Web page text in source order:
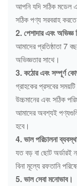
আপনি যদি সঠিক মডেল
সঠিক পণ্য সরবরাহ করতে
2. পেশাদার এবং অভিজ্ঞ
আমাদের প্রতিষ্ঠাতা 7
অভিজ্ঞতার সাথে।
3. কঠোর এবং সম্পূর্ণ
গ্রাহকের প্রসবের
উচ্চমানের এবং সঠিক
আমাদের অবশ্যই
হবে।
4. ভাল পরিচালনা
যত বড় বা ছোট অর্ডারই
বিনা মূল্যে রফতানি
5. ভাল সেবা মনোভাব।